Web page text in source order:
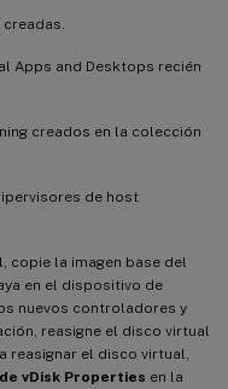
Apps and Desktops recién
creados en la colección
de host
copie la imagen base del
en el dispositivo de
nuevos controladores y
reasigne el disco virtual
reasignar el disco virtual,
vDisk Properties en la